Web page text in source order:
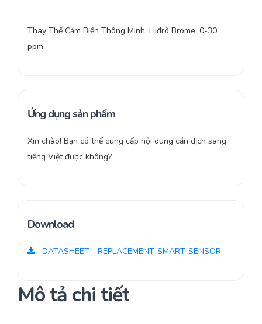
Thay Thế Cảm Biến Thông Minh, Hiđrô Brome, 0-30
ppm
Ứng dụng sản phẩm
Xin chào! Bạn có thể cung cấp nội dung cần dịch sang
tiếng Việt được không?
Download
DATASHEET - REPLACEMENT-SMART-SENSOR
Mô tả chi tiết